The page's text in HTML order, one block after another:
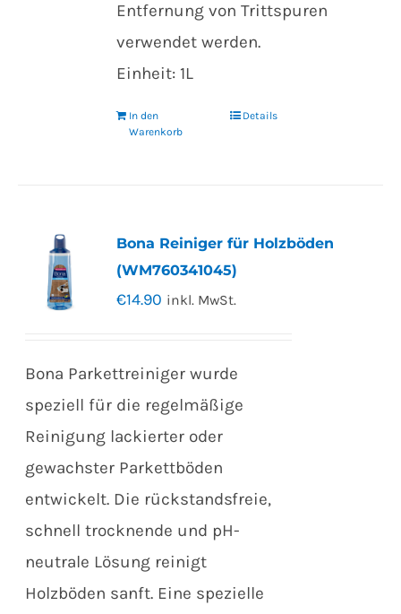
Entfernung von Trittspuren
verwendet werden.
Einheit: 1L
In den
Warenkorb
Details
Bona Reiniger für Holzböden
(WM760341045)
€14.90 inkl. MwSt.
Bona Parkettreiniger wurde
speziell für die regelmäßige
Reinigung lackierter oder
gewachster Parkettböden
entwickelt. Die rückstandsfreie,
schnell trocknende und pH-
neutrale Lösung reinigt
Holzböden sanft. Eine spezielle